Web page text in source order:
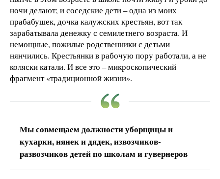
ночи делают; и соседские дети – одна из моих
прабабушек, дочка калужских крестьян, вот так
зарабатывала денежку с семилетнего возраста. И
немощные, пожилые родственники с детьми
нянчились. Крестьянки в рабочую пору работали, а не
коляски катали. И все это – микроскопический
фрагмент «традиционной жизни».
Мы совмещаем должности уборщицы и
кухарки, нянек и дядек, извозчиков-
развозчиков детей по школам и гувернеров